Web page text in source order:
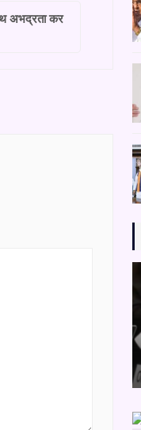
अभद्रता कर